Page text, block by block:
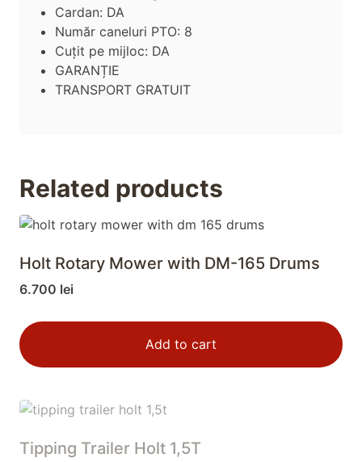
Cardan: DA
Număr caneluri PTO: 8
Cuțit pe mijloc: DA
GARANȚIE
TRANSPORT GRATUIT
Related products
Holt Rotary Mower with DM-165 Drums
6.700 lei
Add to cart
Tipping Trailer Holt 1,5T